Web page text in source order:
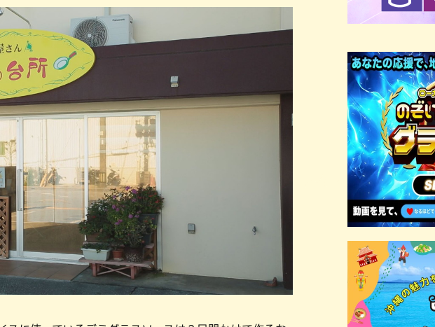
カレー
ガー タコス・タコライス